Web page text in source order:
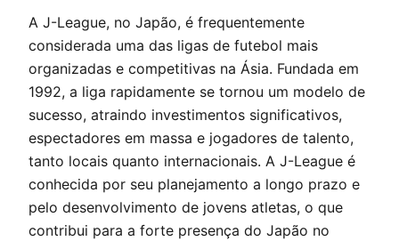
A J-League, no Japão, é frequentemente
considerada uma das ligas de futebol mais
organizadas e competitivas na Ásia. Fundada em
1992, a liga rapidamente se tornou um modelo de
sucesso, atraindo investimentos significativos,
espectadores em massa e jogadores de talento,
tanto locais quanto internacionais. A J-League é
conhecida por seu planejamento a longo prazo e
pelo desenvolvimento de jovens atletas, o que
contribui para a forte presença do Japão no